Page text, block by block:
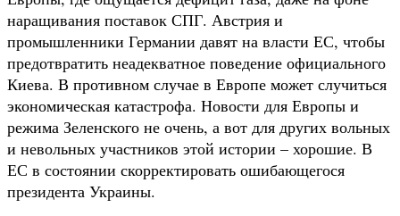
наращивания поставок СПГ. Австрия и
промышленники Германии давят на власти ЕС, чтобы
предотвратить неадекватное поведение официального
Киева. В противном случае в Европе может случиться
экономическая катастрофа. Новости для Европы и
режима Зеленского не очень, а вот для других вольных
и невольных участников этой истории – хорошие. В
ЕС в состоянии скорректировать ошибающегося
президента Украины.